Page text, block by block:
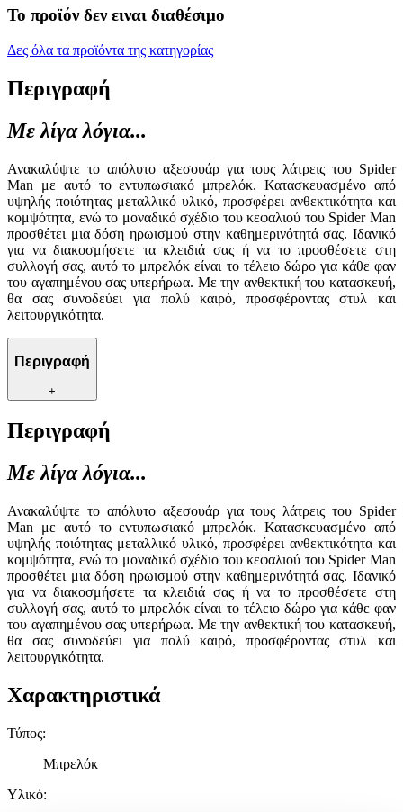
Το προϊόν δεν ειναι διαθέσιμο
Δες όλα τα προϊόντα της κατηγορίας
Περιγραφή
Με λίγα λόγια...
Ανακαλύψτε το απόλυτο αξεσουάρ για τους λάτρεις του Spider
Man με αυτό το εντυπωσιακό μπρελόκ. Κατασκευασμένο από
υψηλής ποιότητας μεταλλικό υλικό, προσφέρει ανθεκτικότητα και
κομψότητα, ενώ το μοναδικό σχέδιο του κεφαλιού του Spider Man
προσθέτει μια δόση ηρωισμού στην καθημερινότητά σας. Ιδανικό
για να διακοσμήσετε τα κλειδιά σας ή να το προσθέσετε στη
συλλογή σας, αυτό το μπρελόκ είναι το τέλειο δώρο για κάθε φαν
του αγαπημένου σας υπερήρωα. Με την ανθεκτική του κατασκευή,
θα σας συνοδεύει για πολύ καιρό, προσφέροντας στυλ και
λειτουργικότητα.
Περιγραφή
+
Περιγραφή
Με λίγα λόγια...
Ανακαλύψτε το απόλυτο αξεσουάρ για τους λάτρεις του Spider
Man με αυτό το εντυπωσιακό μπρελόκ. Κατασκευασμένο από
υψηλής ποιότητας μεταλλικό υλικό, προσφέρει ανθεκτικότητα και
κομψότητα, ενώ το μοναδικό σχέδιο του κεφαλιού του Spider Man
προσθέτει μια δόση ηρωισμού στην καθημερινότητά σας. Ιδανικό
για να διακοσμήσετε τα κλειδιά σας ή να το προσθέσετε στη
συλλογή σας, αυτό το μπρελόκ είναι το τέλειο δώρο για κάθε φαν
του αγαπημένου σας υπερήρωα. Με την ανθεκτική του κατασκευή,
θα σας συνοδεύει για πολύ καιρό, προσφέροντας στυλ και
λειτουργικότητα.
Χαρακτηριστικά
Τύπος:
Μπρελόκ
Υλικό: